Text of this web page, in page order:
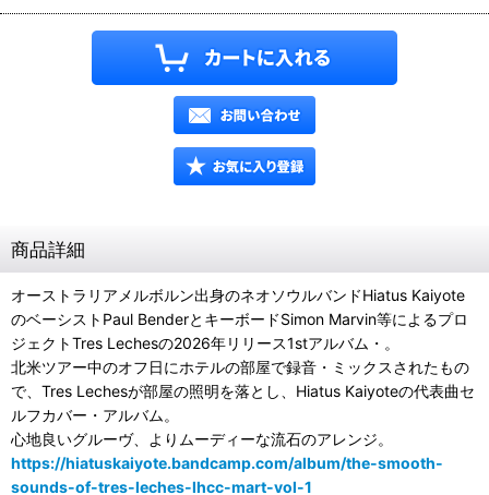
商品詳細
オーストラリアメルボルン出身のネオソウルバンドHiatus Kaiyote
のベーシストPaul BenderとキーボードSimon Marvin等によるプロ
ジェクトTres Lechesの2026年リリース1stアルバム・。
北米ツアー中のオフ日にホテルの部屋で録音・ミックスされたもの
で、Tres Lechesが部屋の照明を落とし、Hiatus Kaiyoteの代表曲セ
ルフカバー・アルバム。
心地良いグルーヴ、よりムーディーな流石のアレンジ。
https://hiatuskaiyote.bandcamp.com/album/the-smooth-
sounds-of-tres-leches-lhcc-mart-vol-1